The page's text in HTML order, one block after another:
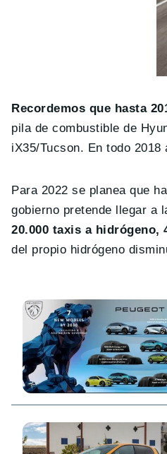
Recordemos que hasta
pila de combustible de
iX35/Tucson. En todo
Para 2022 se planea que
gobierno pretende llegar a
20.000 taxis a hidrógeno,
del propio hidrógeno